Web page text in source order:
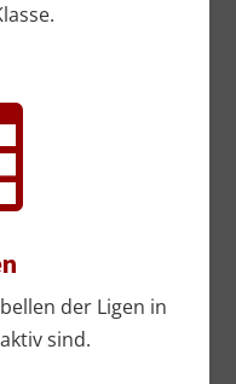
der Ligen in
sind.